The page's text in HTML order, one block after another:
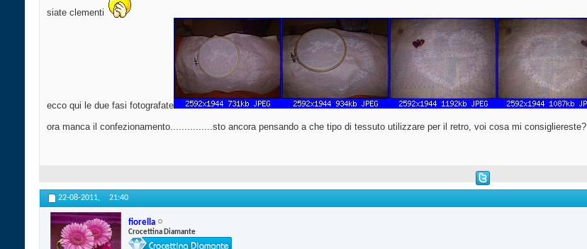
siate clementi
ecco qui le due fasi fotografate
ora manca il confezionamento...............sto ancora pensando a che tipo di tessuto utilizzare per il retro, voi cosa mi consigliereste?
22-08-2011, 21:40
fiorella
Crocettina Diamante